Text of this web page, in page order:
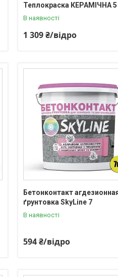
Теплокраска КЕРАМІЧНА 5
В наявності
1 309 ₴/відро
Бетонконтакт
ґрунтовка SkyLine 7
В наявності
594 ₴/відро